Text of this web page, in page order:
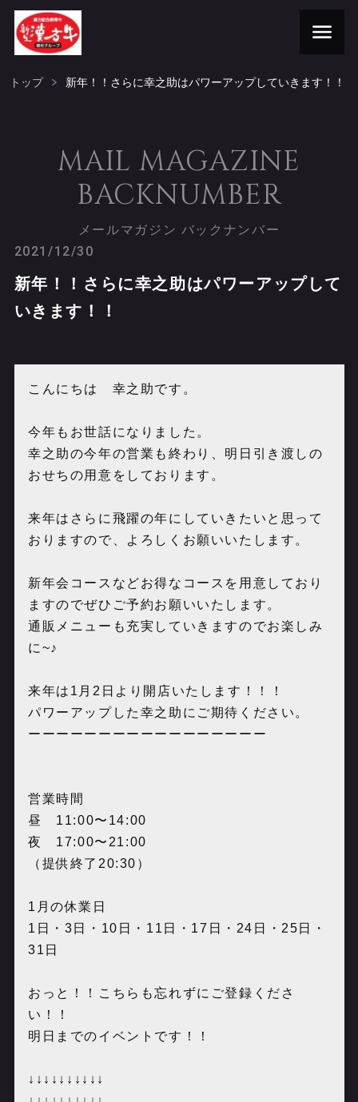
トップ 新年！！さらに幸之助はパワーアップしていきます！！
MAIL MAGAZINE
BACKNUMBER
メールマガジン バックナンバー
2021/12/30
新年！！さらに幸之助はパワーアップして
いきます！！
こんにちは 幸之助です。
今年もお世話になりました。
幸之助の今年の営業も終わり、明日引き渡しの
おせちの用意をしております。
来年はさらに飛躍の年にしていきたいと思って
おりますので、よろしくお願いいたします。
新年会コースなどお得なコースを用意しており
ますのでぜひご予約お願いいたします。
通販メニューも充実していきますのでお楽しみ
に~♪
来年は1月2日より開店いたします！！！
パワーアップした幸之助にご期待ください。
ーーーーーーーーーーーーーーーーー
営業時間
昼 11:00〜14:00
夜 17:00〜21:00
（提供終了20:30）
1月の休業日
1日・3日・10日・11日・17日・24日・25日・
31日
おっと！！こちらも忘れずにご登録くださ
い！！
明日までのイベントです！！
↓↓↓↓↓↓↓↓↓↓